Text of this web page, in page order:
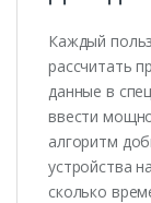
Каждый
рассчитать
данные в
ввести
алгоритм
устройства
сколько